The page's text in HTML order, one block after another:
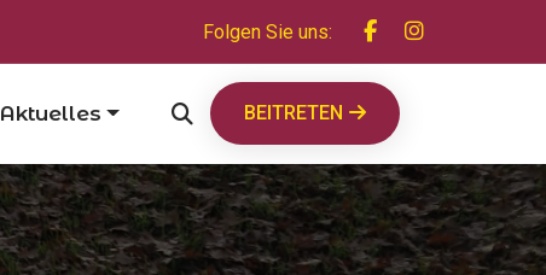
Folgen Sie uns:
Aktuelles BEITRETEN